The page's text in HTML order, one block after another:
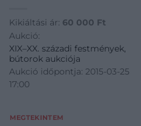
Kikiáltási ár: 60 000 Ft
Aukció:
XIX–XX. századi festmények,
bútorok aukciója
Aukció időpontja: 2015-03-25
17:00
MEGTEKINTEM